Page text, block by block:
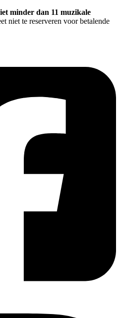
minder dan 11 muzikale
niet te reserveren voor betalende